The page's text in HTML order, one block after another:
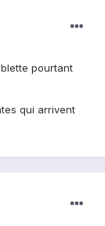
pourtant
qui arrivent